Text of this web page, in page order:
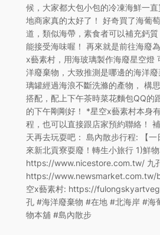
候，大家都大包小包的冷凍海鮮一
地商家真的太好了！ 好奇買了海葡
道，類似海帶，素食者可以補充鈣
能接受海味喔！ 再來就是前往海廢
x藝素村，用海玻璃製作海廢星空燈
洋廢棄物，大致推測是哪邊的海洋
璃罐經過海浪不斷洗滌的產物， 構
搭配，配上下午茶時菜花麵包QQ的
的下午剛剛好！ *星空x藝素村本身
程，也可以直接跟店家預約聯絡！
天再去玩耍吧： 島內散步行程: 【一
來新北貢寮耍廢！轉生小旅行 1)鮮物
https://www.nicestore.com.tw/ 九
https://www.newsmarket.com.tw/
空x藝素村: https://
孔 #海洋廢棄物 #在地 #北海岸 #海
物本舖 #島內散步